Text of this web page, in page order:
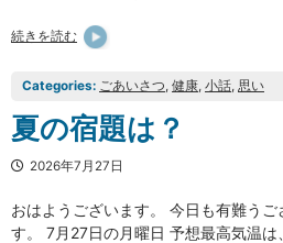
続きを読む
Categories: ごあいさつ, 健康, 小話, 思い
夏の宿題は？
2026年7月27日
おはようございます。 今日も有難うご
す。 7月27日の月曜日 予想最高気温